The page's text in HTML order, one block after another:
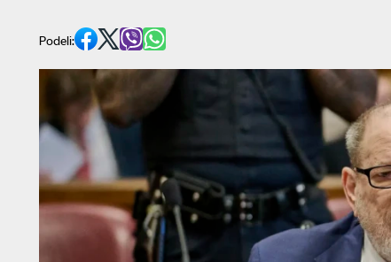
Podeli: